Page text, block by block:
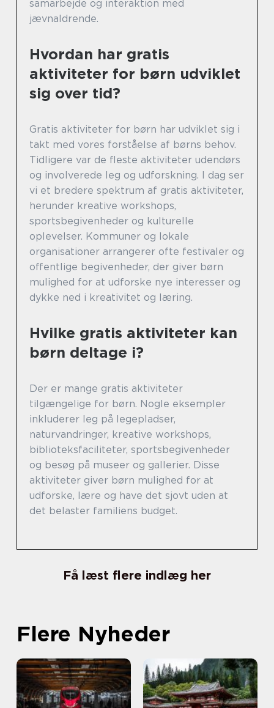
samarbejde og interaktion med
jævnaldrende.
Hvordan har gratis
aktiviteter for børn udviklet
sig over tid?
Gratis aktiviteter for børn har udviklet sig i
takt med vores forståelse af børns behov.
Tidligere var de fleste aktiviteter udendørs
og involverede leg og udforskning. I dag ser
vi et bredere spektrum af gratis aktiviteter,
herunder kreative workshops,
sportsbegivenheder og kulturelle
oplevelser. Kommuner og lokale
organisationer arrangerer ofte festivaler og
offentlige begivenheder, der giver børn
mulighed for at udforske nye interesser og
dykke ned i kreativitet og læring.
Hvilke gratis aktiviteter kan
børn deltage i?
Der er mange gratis aktiviteter
tilgængelige for børn. Nogle eksempler
inkluderer leg på legepladser,
naturvandringer, kreative workshops,
biblioteksfaciliteter, sportsbegivenheder
og besøg på museer og gallerier. Disse
aktiviteter giver børn mulighed for at
udforske, lære og have det sjovt uden at
det belaster familiens budget.
Få læst flere indlæg her
Flere Nyheder